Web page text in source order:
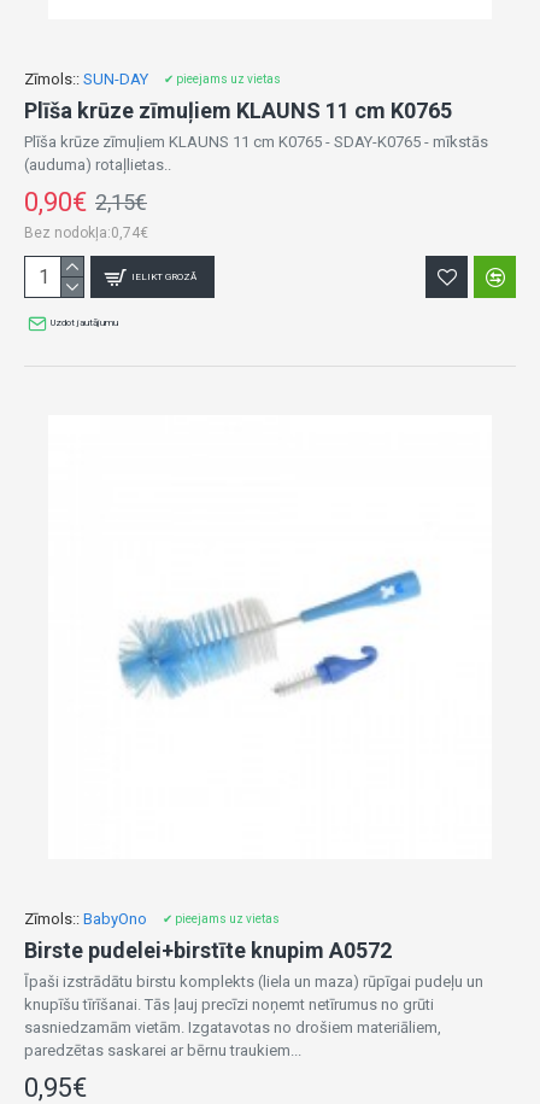
Zīmols:: SUN-DAY ✔ pieejams uz vietas
Plīša krūze zīmuļiem KLAUNS 11 cm K0765
Plīša krūze zīmuļiem KLAUNS 11 cm K0765 - SDAY-K0765 - mīkstās
(auduma) rotaļlietas..
0,90€ 2,15€
Bez nodokļa:0,74€
IELIKT GROZĀ
Uzdot jautājumu
Zīmols:: BabyOno ✔ pieejams uz vietas
Birste pudelei+birstīte knupim A0572
Īpaši izstrādātu birstu komplekts (liela un maza) rūpīgai pudeļu un
knupīšu tīrīšanai. Tās ļauj precīzi noņemt netīrumus no grūti
sasniedzamām vietām. Izgatavotas no drošiem materiāliem,
paredzētas saskarei ar bērnu traukiem...
0,95€